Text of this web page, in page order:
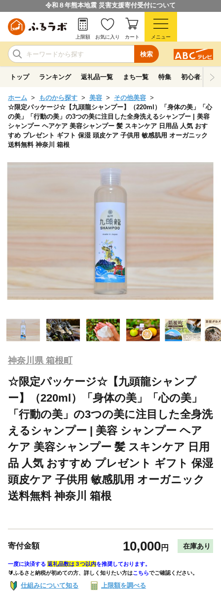
令和８年熊本地震 災害支援寄付受付について
検索
上限額 お気に入り カート メニュー
トップ ランキング 返礼品一覧 まち一覧 特集 初心者ガイド
ホーム ものから探す 美容
その他美容
☆限定パッケージ☆【九頭龍シャンプー】（220ml）「身体の美」「心
の美」「行動の美」の3つの美に注目した全身洗えるシャンプー | 美容
シャンプー ヘアケア 美容シャンプー 髪 スキンケア 日用品 人気 おす
すめ プレゼント ギフト 保湿 頭皮ケア 子供用 敏感肌用 オーガニック
送料無料 神奈川 箱根
神奈川県 箱根町
☆限定パッケージ☆【九頭龍シャンプ
ー】（220ml）「身体の美」「心の美」
「行動の美」の3つの美に注目した全身洗
えるシャンプー | 美容 シャンプー ヘア
ケア 美容シャンプー 髪 スキンケア 日用
品 人気 おすすめ プレゼント ギフト 保湿
頭皮ケア 子供用 敏感肌用 オーガニック
送料無料 神奈川 箱根
寄付金額 10,000円 在庫あり
一度に決済する 返礼品数は３つ以内を推奨しております。
🔰ふるさと納税が初めての方、詳しく知りたい方はこちらでご確認ください。
仕組みについて知る 上限額を調べる